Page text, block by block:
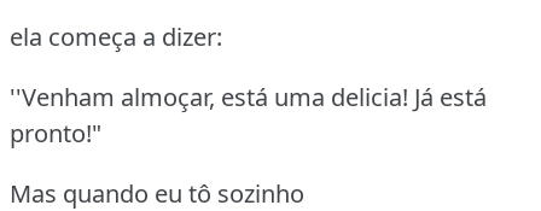
ela começa a dizer:
''Venham almoçar, está uma delicia! Já está
pronto!"
Mas quando eu tô sozinho